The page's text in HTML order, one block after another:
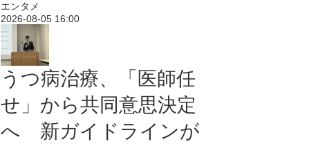
エンタメ
2026-08-05 16:00
うつ病治療、「医師任
せ」から共同意思決定
へ 新ガイドラインが